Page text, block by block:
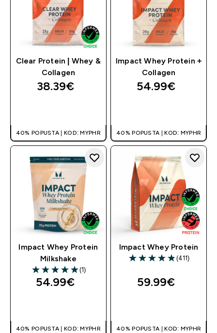
Clear Protein | Whey &
Collagen
38.39€‎
40% POPUSTA | KOD: MYPHR
Impact Whey Protein +
Collagen
54.99€‎
40% POPUSTA | KOD: MYPHR
Impact Whey Protein
Milkshake
5 out of 5 stars
(1)
54.99€‎
40% POPUSTA | KOD: MYPHR
Impact Whey Protein
4.86 out of 5 stars
(411)
59.99€‎
40% POPUSTA | KOD: MYPHR